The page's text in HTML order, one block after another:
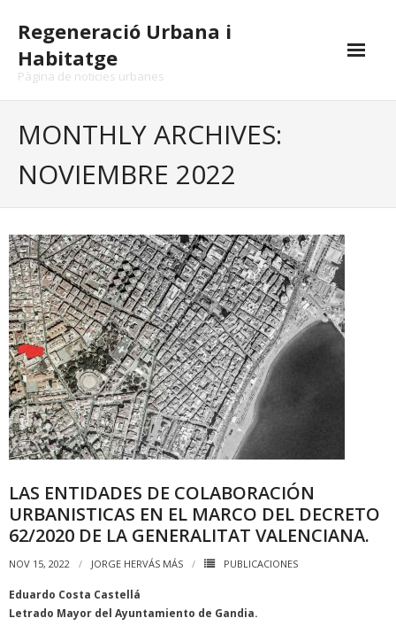
Regeneració Urbana i
Habitatge
Pàgina de noticies urbanes
MONTHLY ARCHIVES:
NOVIEMBRE 2022
LAS ENTIDADES DE COLABORACIÓN
URBANISTICAS EN EL MARCO DEL DECRETO
62/2020 DE LA GENERALITAT VALENCIANA.
NOV 15, 2022 JORGE HERVÁS MÁS PUBLICACIONES
Eduardo Costa Castellá
Letrado Mayor del Ayuntamiento de Gandia.